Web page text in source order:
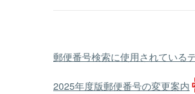
郵便番号検索に使用されている
2025年度版郵便番号の変更案内